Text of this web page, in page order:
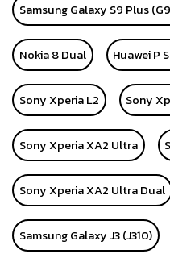
Samsung Galaxy S9 Plus
Nokia 8 Dual Huawei P
Sony Xperia L2 Sony
Sony Xperia XA2 Ultra
Sony Xperia XA2 Ultra Dual
Samsung Galaxy J3 (J310)